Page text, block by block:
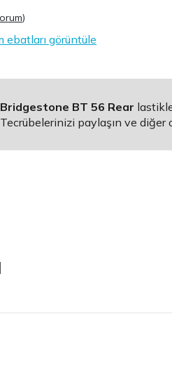
)
ebatları görüntüle
Bridgestone BT 56 Rear
Tecrübelerinizi paylaşın ve diğer